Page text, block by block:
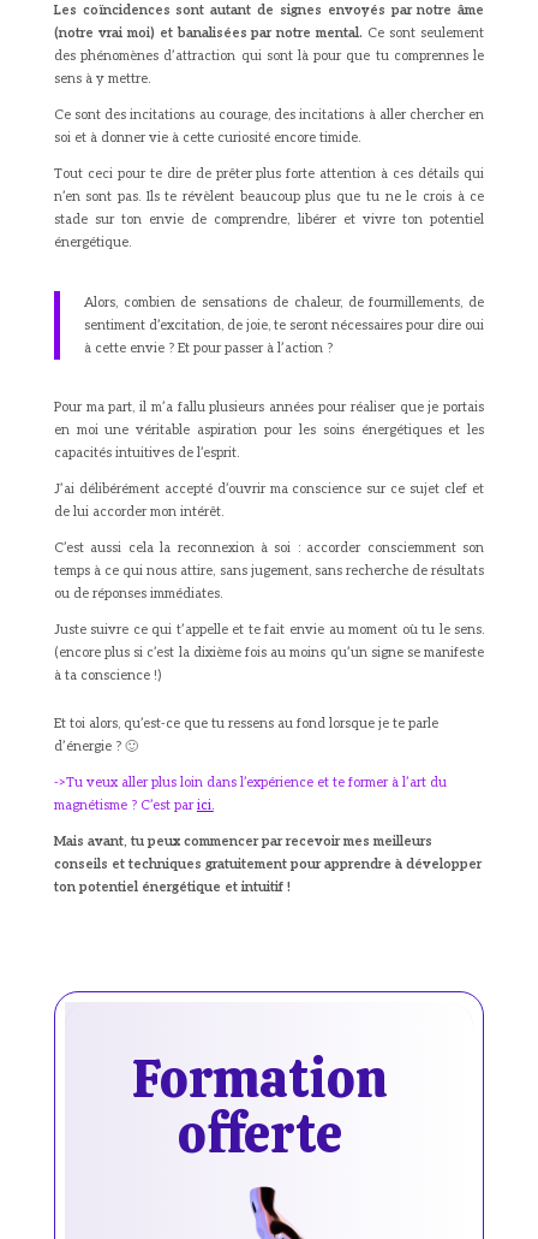
Les coïncidences sont autant de signes envoyés par notre âme
(notre vrai moi) et banalisées par notre mental. Ce sont seulement
des phénomènes d’attraction qui sont là pour que tu comprennes le
sens à y mettre.
Ce sont des incitations au courage, des incitations à aller chercher en
soi et à donner vie à cette curiosité encore timide.
Tout ceci pour te dire de prêter plus forte attention à ces détails qui
n’en sont pas. Ils te révèlent beaucoup plus que tu ne le crois à ce
stade sur ton envie de comprendre, libérer et vivre ton potentiel
énergétique.
Alors, combien de sensations de chaleur, de fourmillements, de
sentiment d’excitation, de joie, te seront nécessaires pour dire oui
à cette envie ? Et pour passer à l’action ?
Pour ma part, il m’a fallu plusieurs années pour réaliser que je portais
en moi une véritable aspiration pour les soins énergétiques et les
capacités intuitives de l’esprit.
J’ai délibérément accepté d’ouvrir ma conscience sur ce sujet clef et
de lui accorder mon intérêt.
C’est aussi cela la reconnexion à soi : accorder consciemment son
temps à ce qui nous attire, sans jugement, sans recherche de résultats
ou de réponses immédiates.
Juste suivre ce qui t’appelle et te fait envie au moment où tu le sens.
(encore plus si c’est la dixième fois au moins qu’un signe se manifeste
à ta conscience !)
Et toi alors, qu’est-ce que tu ressens au fond lorsque je te parle
d’énergie ? 🙂
->Tu veux aller plus loin dans l’expérience et te former à l’art du
magnétisme ? C’est par ici.
Mais avant, tu peux commencer par recevoir mes meilleurs
conseils et techniques gratuitement pour apprendre à développer
ton potentiel énergétique et intuitif !
Formation
offerte